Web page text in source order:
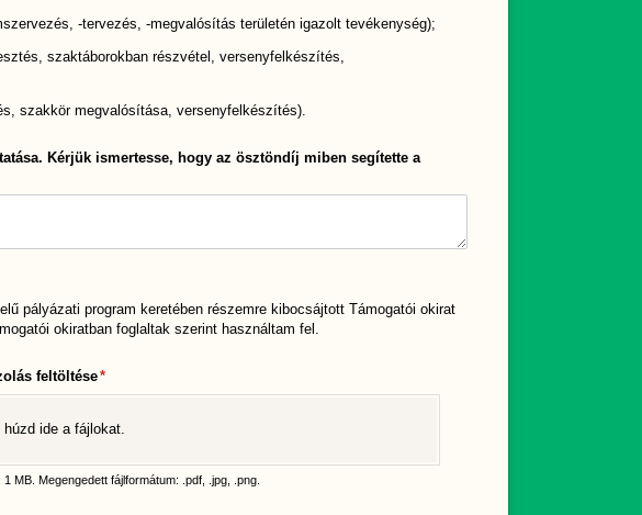
-tervezés, -megvalósítás területén igazolt tevékenység);
szaktáborokban részvétel, versenyfelkészítés,
szakkör megvalósítása, versenyfelkészítés).
Kérjük ismertesse, hogy az ösztöndíj miben segítette a
pályázati program keretében részemre kibocsájtott Támogatói okirat
okiratban foglaltak szerint használtam fel.
feltöltése*
(megadása kötelező)
húzd ide a fájlokat.
MB. Megengedett fájlformátum: .pdf, .jpg, .png.